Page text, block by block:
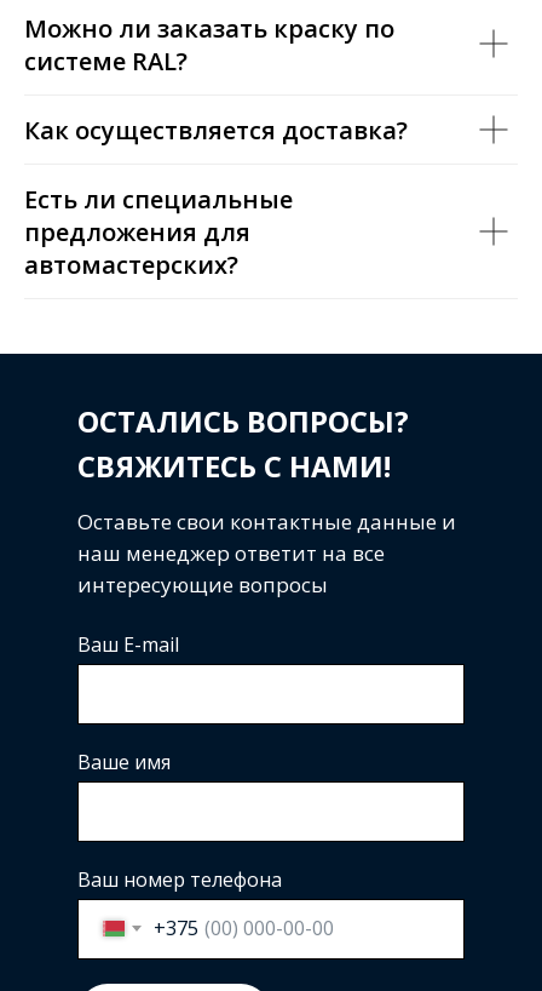
Можно ли заказать краску по
системе RAL?
Как осуществляется доставка?
Есть ли специальные
предложения для
автомастерских?
Ваш E-mail
Ваше имя
Ваш номер телефона
+375
ОСТАЛИСЬ ВОПРОСЫ?
СВЯЖИТЕСЬ С НАМИ!
Оставьте свои контактные данные и
наш менеджер ответит на все
интересующие вопросы